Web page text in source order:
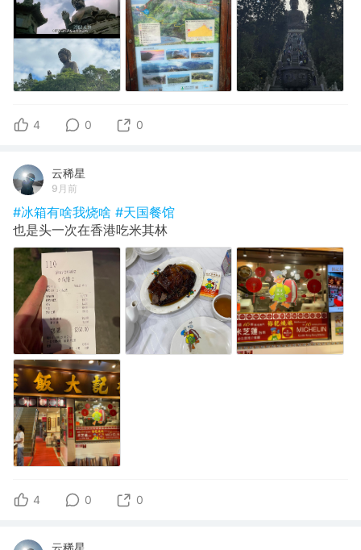
4 0 0
云稀星
9月前
#冰箱有啥我烧啥 #天国餐馆
也是头一次在香港吃米其林
4 0 0